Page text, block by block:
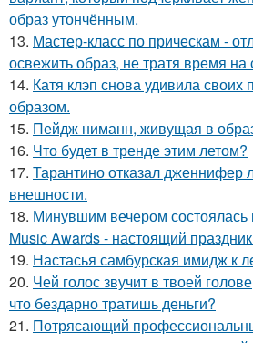
образ утончённым.
13. Мастер-класс по прическам -
освежить образ, не тратя время
14. Катя клэп снова удивила
образом.
15. Пейдж ниманн, живущая в
16. Что будет в тренде этим летом?
17. Тарантино отказал дженнифер
внешности.
18. Минувшим вечером
Music Awards - настоящий
19. Настасья самбурская имидж к
20. Чей голос звучит в твоей
что бездарно тратишь деньги?
21. Потрясающий